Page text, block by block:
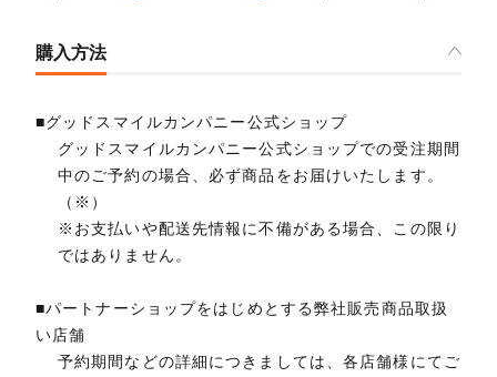
購入方法
■グッドスマイルカンパニー公式ショップ
グッドスマイルカンパニー公式ショップでの受注期間
中のご予約の場合、必ず商品をお届けいたします。
（※）
※お支払いや配送先情報に不備がある場合、この限り
ではありません。
■パートナーショップをはじめとする弊社販売商品取扱
い店舗
予約期間などの詳細につきましては、各店舗様にてご